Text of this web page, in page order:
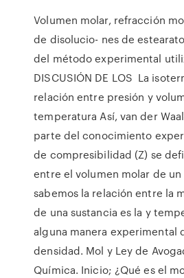
Volumen molar, refracción
de disolucio- nes de
del método experimental
DISCUSIÓN DE LOS La
relación entre presión y
temperatura Así, van der
parte del conocimiento
de compresibilidad (Z) se
entre el volumen molar de
sabemos la relación entre la
de una sustancia es la y
alguna manera experimental
densidad. Mol y Ley de
Química. Inicio; ¿Qué es el